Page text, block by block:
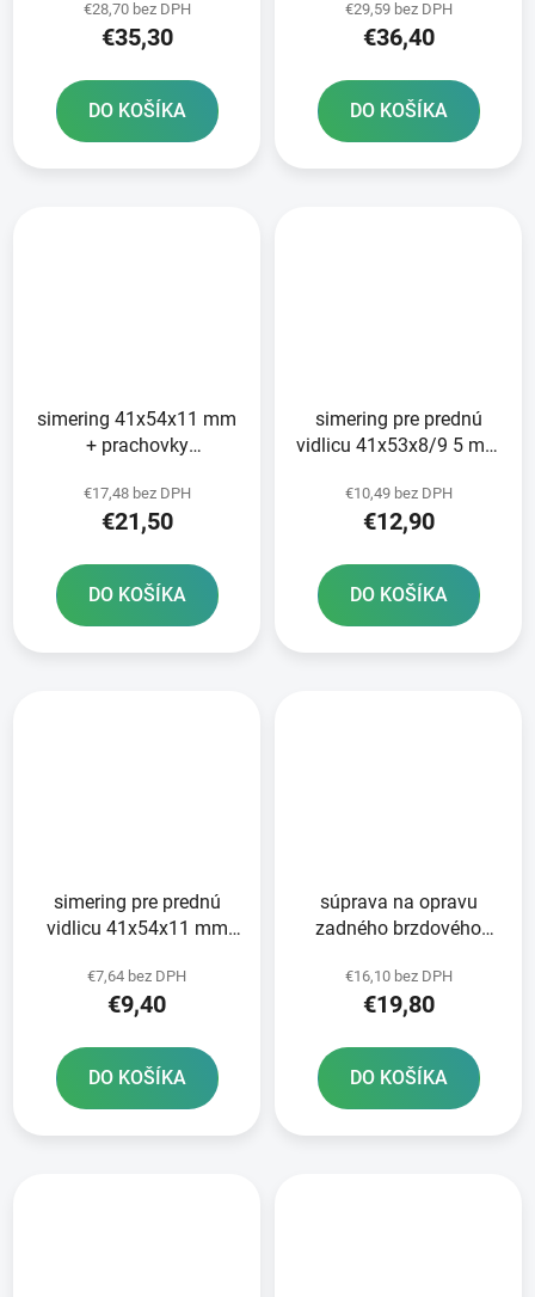
€28,70 bez DPH
€35,30
DO KOŠÍKA
vidlice Tourmax
€29,59 bez DPH
€36,40
DO KOŠÍKA
simering 41x54x11 mm
+ prachovky
pre vidlice Tourmax
€17,48 bez DPH
€21,50
DO KOŠÍKA
simering pre prednú
vidlicu 41x53x8/9 5 mm
€10,49 bez DPH
€12,90
DO KOŠÍKA
simering pre prednú
vidlicu 41x54x11 mm
€7,64 bez DPH
€9,40
DO KOŠÍKA
súprava na opravu
zadného brzdového
€16,10 bez DPH
€19,80
DO KOŠÍKA